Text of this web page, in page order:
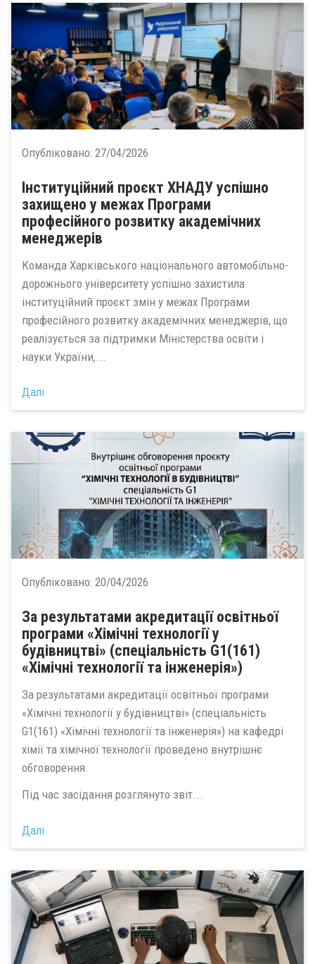
Опубліковано: 27/04/2026
Інституційний проєкт ХНАДУ успішно
захищено у межах Програми
професійного розвитку академічних
менеджерів
Команда Харківського національного автомобільно-
дорожнього університету успішно захистила
інституційний проєкт змін у межах Програми
професійного розвитку академічних менеджерів, що
реалізується за підтримки Міністерства освіти і
науки України,...
Далі
Опубліковано: 20/04/2026
За результатами акредитації освітньої
програми «Хімічні технології у
будівництві» (спеціальність G1(161)
«Хімічні технології та інженерія»)
За результатами акредитації освітньої програми
«Хімічні технології у будівництві» (спеціальність
G1(161) «Хімічні технології та інженерія») на кафедрі
хімії та хімічної технології проведено внутрішнє
обговорення.
Під час засідання розглянуто звіт...
Далі